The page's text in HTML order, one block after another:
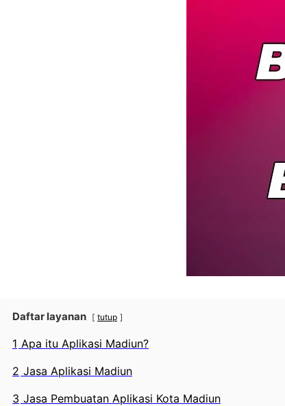
Daftar layanan tutup
1 Apa itu Aplikasi Madiun?
2 Jasa Aplikasi Madiun
3 Jasa Pembuatan Aplikasi Kota Madiun